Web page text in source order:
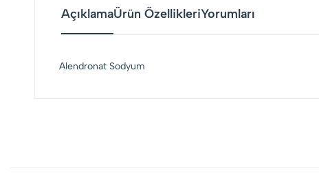
AçıklamaÜrün ÖzellikleriYorumları
Alendronat Sodyum